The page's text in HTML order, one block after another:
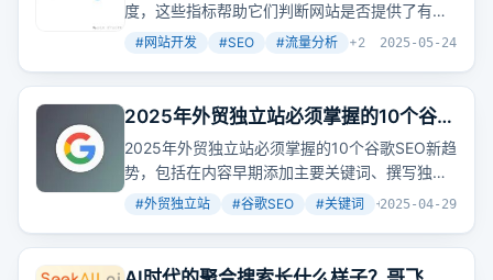
度，这些指标帮助它们判断网站是否提供了有价
值和用户友好的内容。跳出率、停留时间和用户
参与度？哪些工具和技术可以提高网站内容的可
读性？
#网站开发 #SEO #流量分析 +2 2025-05-24
2025年外贸独立站必须掌握的10个谷歌
SEO新趋势（90%人不知道）
2025年外贸独立站必须掌握的10个谷歌SEO新趋
势，包括在内容早期添加主要关键词、撰写独特
的标题等。这些趋势能帮助提高网站的搜索引擎
#外贸独立站 #谷歌SEO #关键词 +7
2025-04-29